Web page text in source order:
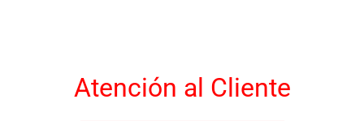
Atención al Cliente